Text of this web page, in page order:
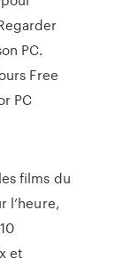
PC.
Free
PC
films du
l’heure,
et